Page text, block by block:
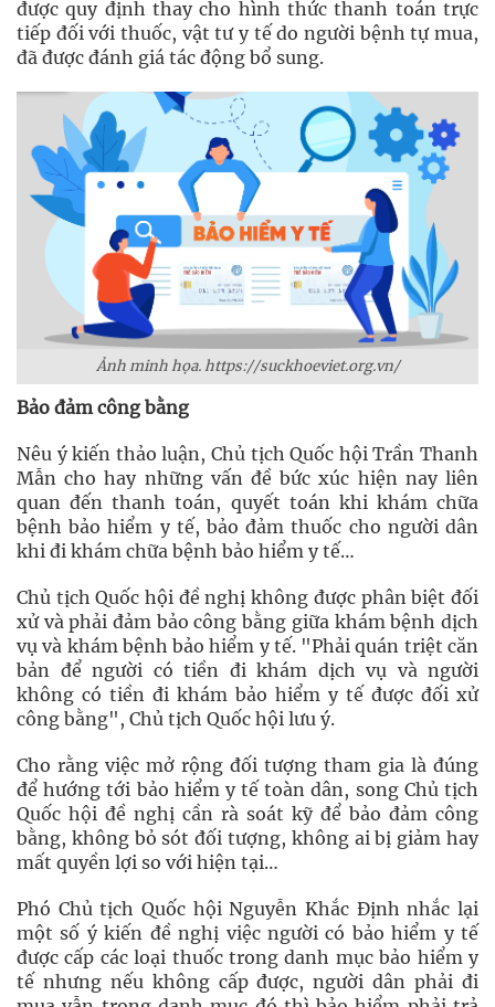
được quy định thay cho hình thức thanh toán trực
tiếp đối với thuốc, vật tư y tế do người bệnh tự mua,
đã được đánh giá tác động bổ sung.
Ảnh minh họa. https://suckhoeviet.org.vn/
Bảo đảm công bằng
Nêu ý kiến thảo luận, Chủ tịch Quốc hội Trần Thanh
Mẫn cho hay những vấn đề bức xúc hiện nay liên
quan đến thanh toán, quyết toán khi khám chữa
bệnh bảo hiểm y tế, bảo đảm thuốc cho người dân
khi đi khám chữa bệnh bảo hiểm y tế…
Chủ tịch Quốc hội đề nghị không được phân biệt đối
xử và phải đảm bảo công bằng giữa khám bệnh dịch
vụ và khám bệnh bảo hiểm y tế. "Phải quán triệt căn
bản để người có tiền đi khám dịch vụ và người
không có tiền đi khám bảo hiểm y tế được đối xử
công bằng", Chủ tịch Quốc hội lưu ý.
Cho rằng việc mở rộng đối tượng tham gia là đúng
để hướng tới bảo hiểm y tế toàn dân, song Chủ tịch
Quốc hội đề nghị cần rà soát kỹ để bảo đảm công
bằng, không bỏ sót đối tượng, không ai bị giảm hay
mất quyền lợi so với hiện tại…
Phó Chủ tịch Quốc hội Nguyễn Khắc Định nhắc lại
một số ý kiến đề nghị việc người có bảo hiểm y tế
được cấp các loại thuốc trong danh mục bảo hiểm y
tế nhưng nếu không cấp được, người dân phải đi